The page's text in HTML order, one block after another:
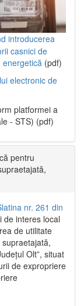
introducerea
casnici de
(pdf)
electronic de
platformei a
- STS) (pdf)
pentru
nr. 261 din
de interes local
de utilitate
Olt”, situat
de expropriere